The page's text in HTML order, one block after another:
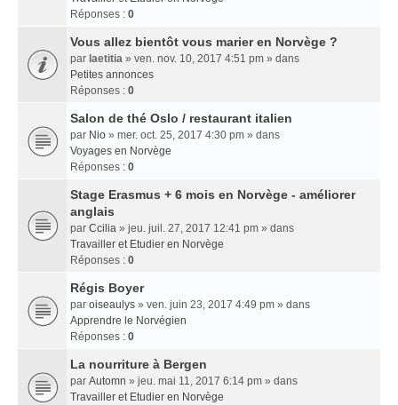
Réponses : 0
Vous allez bientôt vous marier en Norvège ?
par laetitia » ven. nov. 10, 2017 4:51 pm » dans
Petites annonces
Réponses : 0
Salon de thé Oslo / restaurant italien
par Nio » mer. oct. 25, 2017 4:30 pm » dans
Voyages en Norvège
Réponses : 0
Stage Erasmus + 6 mois en Norvège - améliorer
anglais
par Ccilia » jeu. juil. 27, 2017 12:41 pm » dans
Travailler et Etudier en Norvège
Réponses : 0
Régis Boyer
par oiseaulys » ven. juin 23, 2017 4:49 pm » dans
Apprendre le Norvégien
Réponses : 0
La nourriture à Bergen
par Automn » jeu. mai 11, 2017 6:14 pm » dans
Travailler et Etudier en Norvège